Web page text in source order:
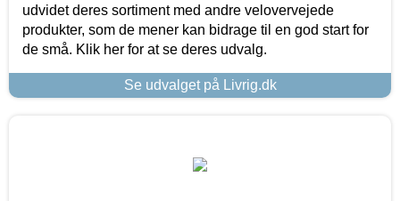
udvidet deres sortiment med andre velovervejede
produkter, som de mener kan bidrage til en god start for
de små. Klik her for at se deres udvalg.
Se udvalget på Livrig.dk